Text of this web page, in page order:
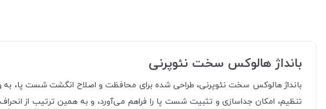
بانداژ هالوکس سخت نئوپرنی
بانداژ هالوکس سخت نئوپرنی، طراحی شده برای محافظت و اصلاح انگشت شست پا، به
تنظیم، امکان جداسازی و تثبیت شست پا را فراهم می‌آورد، و به همین ترتیب از